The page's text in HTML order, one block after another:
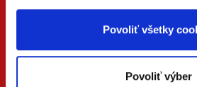
Povoliť všetky
Povoliť výber
VERZIA
KONTAKTUJTE NÁS